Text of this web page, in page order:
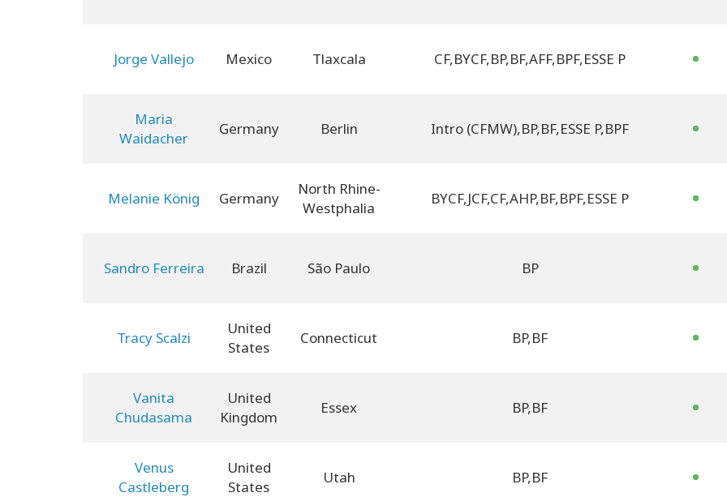
Jorge Vallejo Mexico Tlaxcala CF,BYCF,BP,BF,AFF,BPF,ESSE P
Maria
Waidacher
Germany Berlin Intro (CFMW),BP,BF,ESSE P,BPF
Melanie König Germany
North Rhine-
Westphalia
BYCF,JCF,CF,AHP,BF,BPF,ESSE P
Sandro Ferreira Brazil São Paulo BP
Tracy Scalzi
United
States
Connecticut BP,BF
Vanita
Chudasama
United
Kingdom
Essex BP,BF
Venus
Castleberg
United
States
Utah BP,BF